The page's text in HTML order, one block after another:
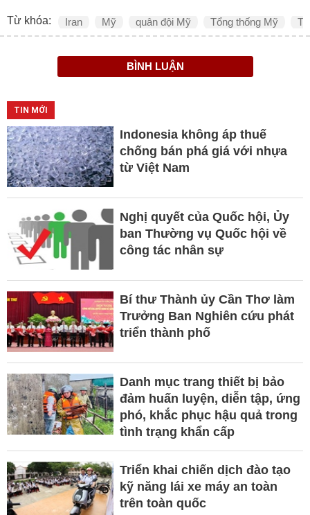
Từ khóa: Iran Mỹ quân đội Mỹ Tổng thống Mỹ
BÌNH LUẬN
TIN MỚI
Indonesia không áp thuế
chống bán phá giá với nhựa
từ Việt Nam
Nghị quyết của Quốc hội, Ủy
ban Thường vụ Quốc hội về
công tác nhân sự
Bí thư Thành ủy Cần Thơ làm
Trưởng Ban Nghiên cứu phát
triển thành phố
Danh mục trang thiết bị bảo
đảm huấn luyện, diễn tập, ứng
phó, khắc phục hậu quả trong
tình trạng khẩn cấp
Triển khai chiến dịch đào tạo
kỹ năng lái xe máy an toàn
trên toàn quốc